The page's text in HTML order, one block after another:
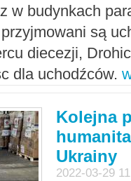
w budynkach
są
diecezji,
dla uchodźców.
Kolejna
Ukrainy
2022-03-29